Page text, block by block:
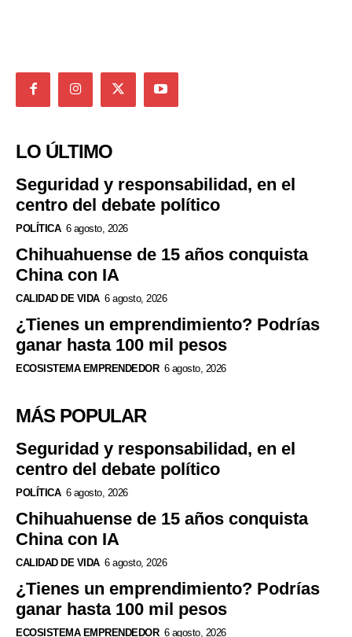
LO ÚLTIMO
Seguridad y responsabilidad, en el
centro del debate político
POLÍTICA 6 agosto, 2026
Chihuahuense de 15 años conquista
China con IA
CALIDAD DE VIDA 6 agosto, 2026
¿Tienes un emprendimiento? Podrías
ganar hasta 100 mil pesos
ECOSISTEMA EMPRENDEDOR 6 agosto, 2026
MÁS POPULAR
Seguridad y responsabilidad, en el
centro del debate político
POLÍTICA 6 agosto, 2026
Chihuahuense de 15 años conquista
China con IA
CALIDAD DE VIDA 6 agosto, 2026
¿Tienes un emprendimiento? Podrías
ganar hasta 100 mil pesos
ECOSISTEMA EMPRENDEDOR 6 agosto, 2026